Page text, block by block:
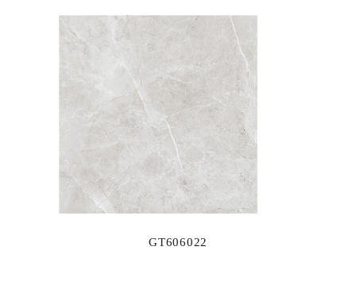
GT606022